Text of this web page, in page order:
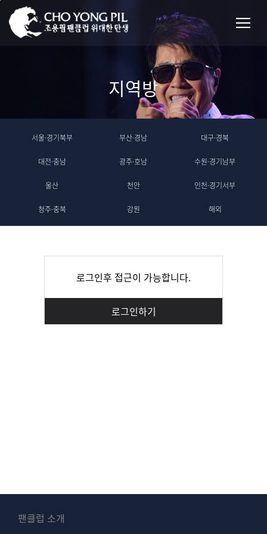
지역방
서울·경기북부 부산·경남 대구·경북
대전·충남 광주·호남 수원·경기남부
울산 천안 인천·경기서부
청주·충북 강원 해외
로그인후 접근이 가능합니다.
로그인하기
팬클럽 소개